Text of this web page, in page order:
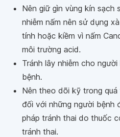
Nên giữ gìn vùng kín sạch
nhiễm nấm nên sử dụng
tính hoặc kiềm vì nấm
môi trường acid.
Tránh lây nhiễm cho
bệnh.
Nên theo dõi kỹ trong
đối với những người bệnh
pháp tránh thai do thuốc
tránh thai.